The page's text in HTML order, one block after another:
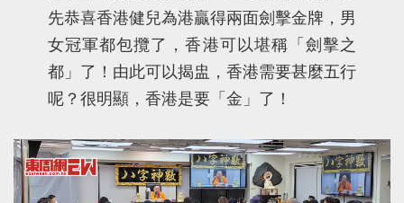
先恭喜香港健兒為港贏得兩面劍擊金牌，男
女冠軍都包攬了，香港可以堪稱「劍擊之
都」了！由此可以揭盅，香港需要甚麼五行
呢？很明顯，香港是要「金」了！